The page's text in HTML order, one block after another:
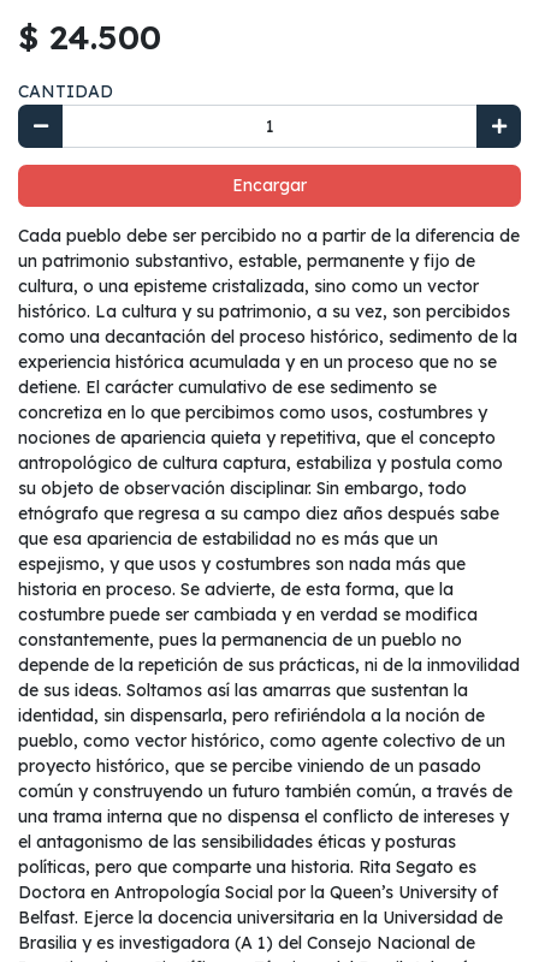
$ 24.500
CANTIDAD
Encargar
Cada pueblo debe ser percibido no a partir de la diferencia de
un patrimonio substantivo, estable, permanente y fijo de
cultura, o una episteme cristalizada, sino como un vector
histórico. La cultura y su patrimonio, a su vez, son percibidos
como una decantación del proceso histórico, sedimento de la
experiencia histórica acumulada y en un proceso que no se
detiene. El carácter cumulativo de ese sedimento se
concretiza en lo que percibimos como usos, costumbres y
nociones de apariencia quieta y repetitiva, que el concepto
antropológico de cultura captura, estabiliza y postula como
su objeto de observación disciplinar. Sin embargo, todo
etnógrafo que regresa a su campo diez años después sabe
que esa apariencia de estabilidad no es más que un
espejismo, y que usos y costumbres son nada más que
historia en proceso. Se advierte, de esta forma, que la
costumbre puede ser cambiada y en verdad se modifica
constantemente, pues la permanencia de un pueblo no
depende de la repetición de sus prácticas, ni de la inmovilidad
de sus ideas. Soltamos así las amarras que sustentan la
identidad, sin dispensarla, pero refiriéndola a la noción de
pueblo, como vector histórico, como agente colectivo de un
proyecto histórico, que se percibe viniendo de un pasado
común y construyendo un futuro también común, a través de
una trama interna que no dispensa el conflicto de intereses y
el antagonismo de las sensibilidades éticas y posturas
políticas, pero que comparte una historia. Rita Segato es
Doctora en Antropología Social por la Queen’s University of
Belfast. Ejerce la docencia universitaria en la Universidad de
Brasilia y es investigadora (A 1) del Consejo Nacional de